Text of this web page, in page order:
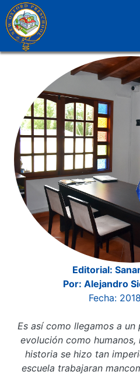
Editorial:
Por: Alejandro
Fecha:
Es así como llegamos a
evolución como humanos,
historia se hizo tan
escuela trabajaran